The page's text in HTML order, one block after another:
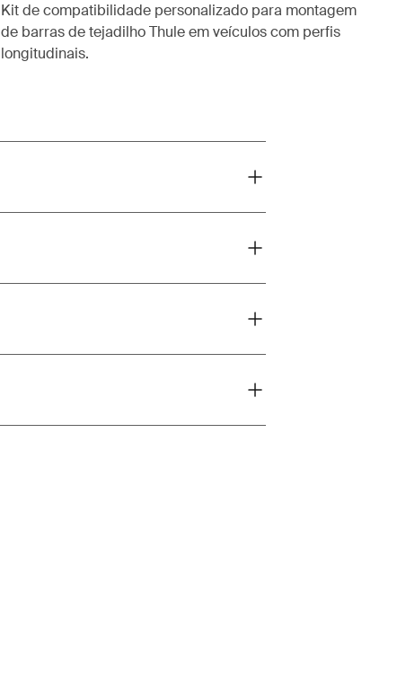
Kit de compatibilidade personalizado para montagem
de barras de tejadilho Thule em veículos com perfis
longitudinais.